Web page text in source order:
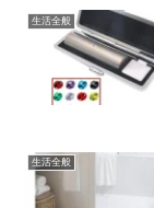
生活全般
生活全般